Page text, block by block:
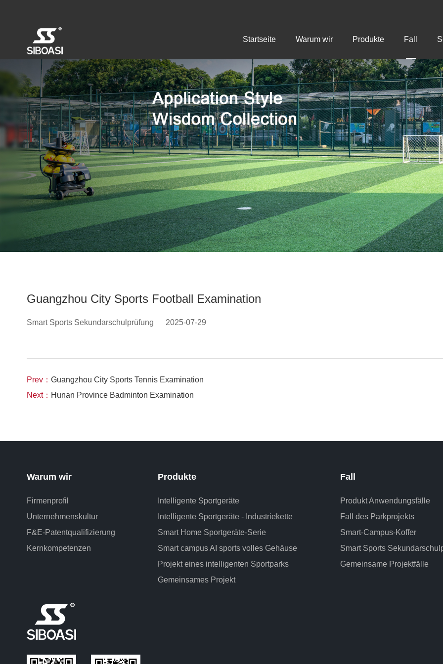
Startseite Warum wir Produkte Fall
Guangzhou City Sports Football Examination
Smart Sports Sekundarschulprüfung 2025-07-29
Prev： Guangzhou City Sports Tennis Examination
Next： Hunan Province Badminton Examination
Warum wir
Firmenprofil
Unternehmenskultur
F&E-Patentqualifizierung
Kernkompetenzen
Produkte
Intelligente Sportgeräte
Intelligente Sportgeräte - Industriekette
Smart Home Sportgeräte-Serie
Smart campus AI sports volles Gehäuse
Projekt eines intelligenten Sportparks
Gemeinsames Projekt
Fall
Produkt Anwendungsfälle
Fall des Parkprojekts
Smart-Campus-Koffer
Smart Sports
Gemeinsame Projektfälle